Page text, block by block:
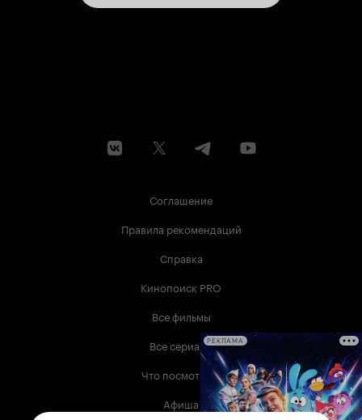
Соглашение
Правила рекомендаций
Справка
Кинопоиск PRO
Все фильмы
Все сериалы
Что посмотреть
Афиша
РЕКЛАМА